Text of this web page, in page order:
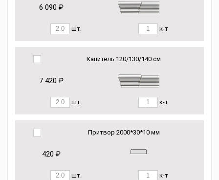
6 090 ₽
шт. к-т
Капитель 120/130/140 см
7 420 ₽
шт. к-т
Притвор 2000*30*10 мм
420 ₽
шт. к-т